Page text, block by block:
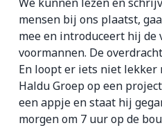
mensen bij ons plaatst,
mee en introduceert hij de
voormannen. De
En loopt er iets niet lekker
Haldu Groep op een
een appje en staat hij
morgen om 7 uur op de